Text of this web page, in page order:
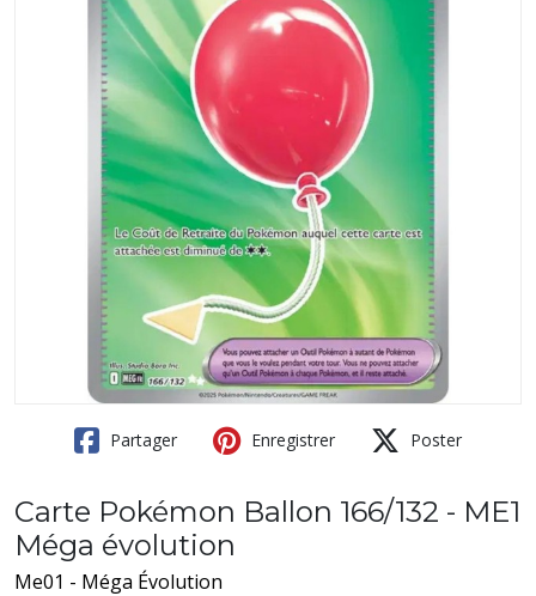
Partager Enregistrer Poster
Carte Pokémon Ballon 166/132 - ME1
Méga évolution
Me01 - Méga Évolution